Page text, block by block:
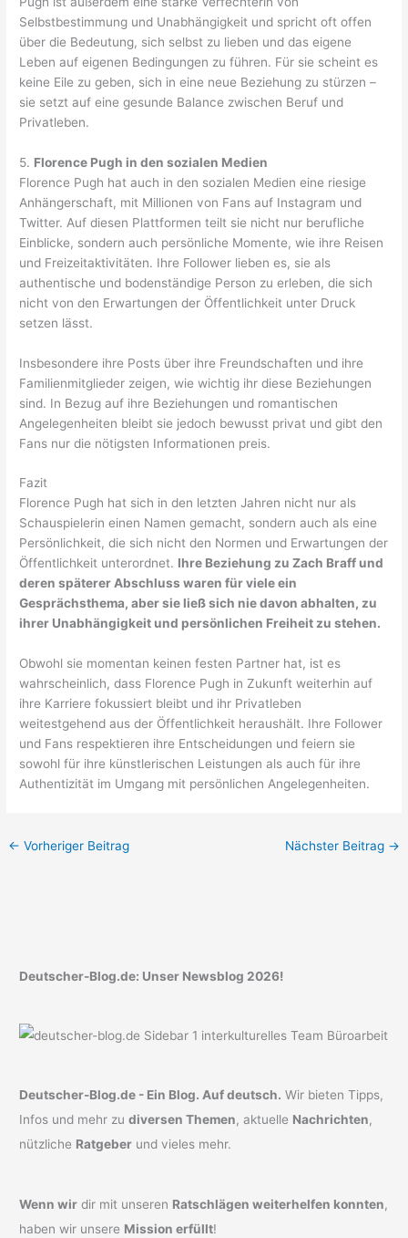
Selbstbestimmung und Unabhängigkeit und spricht oft offen
über die Bedeutung, sich selbst zu lieben und das eigene
Leben auf eigenen Bedingungen zu führen. Für sie scheint es
keine Eile zu geben, sich in eine neue Beziehung zu stürzen –
sie setzt auf eine gesunde Balance zwischen Beruf und
Privatleben.
5. Florence Pugh in den sozialen Medien
Florence Pugh hat auch in den sozialen Medien eine riesige
Anhängerschaft, mit Millionen von Fans auf Instagram und
Twitter. Auf diesen Plattformen teilt sie nicht nur berufliche
Einblicke, sondern auch persönliche Momente, wie ihre Reisen
und Freizeitaktivitäten. Ihre Follower lieben es, sie als
authentische und bodenständige Person zu erleben, die sich
nicht von den Erwartungen der Öffentlichkeit unter Druck
setzen lässt.
Insbesondere ihre Posts über ihre Freundschaften und ihre
Familienmitglieder zeigen, wie wichtig ihr diese Beziehungen
sind. In Bezug auf ihre Beziehungen und romantischen
Angelegenheiten bleibt sie jedoch bewusst privat und gibt den
Fans nur die nötigsten Informationen preis.
Fazit
Florence Pugh hat sich in den letzten Jahren nicht nur als
Schauspielerin einen Namen gemacht, sondern auch als eine
Persönlichkeit, die sich nicht den Normen und Erwartungen der
Öffentlichkeit unterordnet. Ihre Beziehung zu Zach Braff und
deren späterer Abschluss waren für viele ein
Gesprächsthema, aber sie ließ sich nie davon abhalten, zu
ihrer Unabhängigkeit und persönlichen Freiheit zu stehen.
Obwohl sie momentan keinen festen Partner hat, ist es
wahrscheinlich, dass Florence Pugh in Zukunft weiterhin auf
ihre Karriere fokussiert bleibt und ihr Privatleben
weitestgehend aus der Öffentlichkeit heraushält. Ihre Follower
und Fans respektieren ihre Entscheidungen und feiern sie
sowohl für ihre künstlerischen Leistungen als auch für ihre
Authentizität im Umgang mit persönlichen Angelegenheiten.
← Vorheriger Beitrag Nächster Beitrag →
Deutscher-Blog.de: Unser Newsblog 2026!
Deutscher-Blog.de - Ein Blog. Auf deutsch. Wir bieten Tipps,
Infos und mehr zudiversen Themen, aktuelle Nachrichten,
nützliche Ratgeber und vieles mehr.
Wenn wir dir mit unseren Ratschlägen weiterhelfen konnten,
haben wir unsere Mission erfüllt!